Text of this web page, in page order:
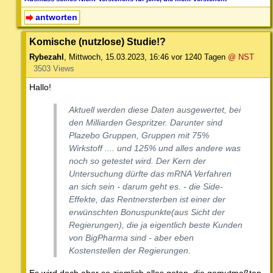
antworten
Komische (nutzlose) Studie!?
Rybezahl , Mittwoch, 15.03.2023, 16:46 vor 1240 Tagen @ NST
3503 Views
Hallo!
Aktuell werden diese Daten ausgewertet, bei
den Milliarden Gespritzer. Darunter sind
Plazebo Gruppen, Gruppen mit 75%
Wirkstoff .... und 125% und alles andere was
noch so getestet wird. Der Kern der
Untersuchung dürfte das mRNA Verfahren
an sich sein - darum geht es. - die Side-
Effekte, das Rentnersterben ist einer der
erwünschten Bonuspunkte(aus Sicht der
Regierungen), die ja eigentlich beste Kunden
von BigPharma sind - aber eben
Kostenstellen der Regierungen.